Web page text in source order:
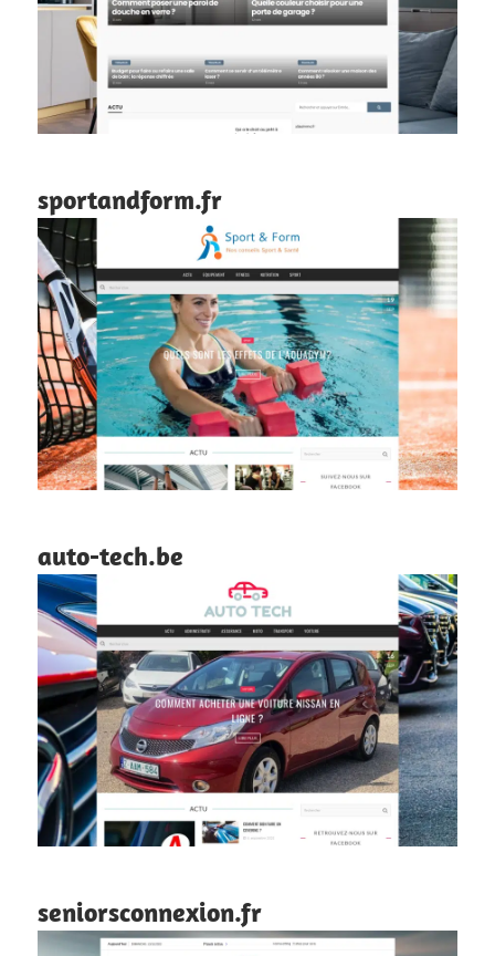
sportandform.fr
auto-tech.be
seniorsconnexion.fr